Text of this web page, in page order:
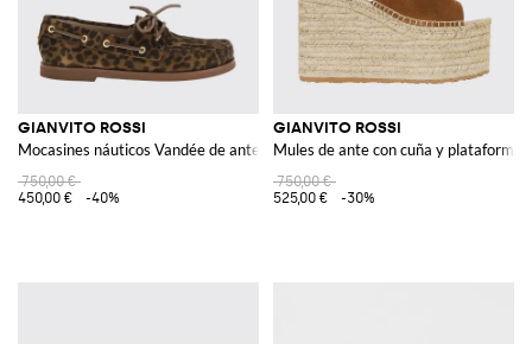
GIANVITO ROSSI
Mocasines náuticos Vandée de ante con estampado animal
750,00 €
450,00 €
-40%
GIANVITO ROSSI
Mules de ante con cuña y plataforma
750,00 €
525,00 €
-30%